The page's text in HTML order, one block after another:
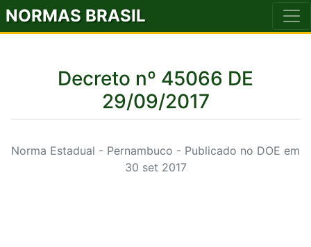
NORMAS BRASIL
Decreto nº 45066 DE
29/09/2017
Norma Estadual - Pernambuco - Publicado no DOE em
30 set 2017